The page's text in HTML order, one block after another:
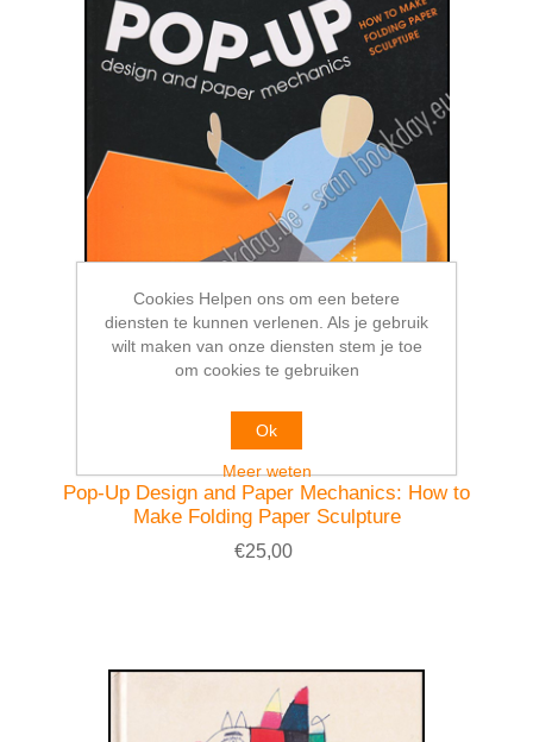
Pop-Up Design and Paper Mechanics: How to
Make Folding Paper Sculpture
€25,00
Cookies Helpen ons om een betere
diensten te kunnen verlenen. Als je gebruik
wilt maken van onze diensten stem je toe
om cookies te gebruiken
Ok
Meer weten